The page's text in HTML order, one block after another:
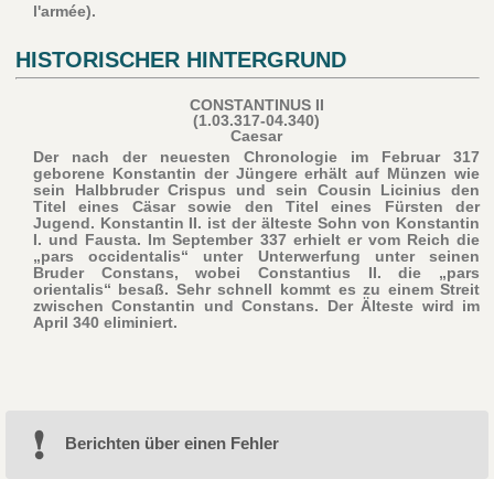
l'armée).
HISTORISCHER HINTERGRUND
CONSTANTINUS II
(1.03.317-04.340)
Caesar
Der nach der neuesten Chronologie im Februar 317
geborene Konstantin der Jüngere erhält auf Münzen wie
sein Halbbruder Crispus und sein Cousin Licinius den
Titel eines Cäsar sowie den Titel eines Fürsten der
Jugend. Konstantin II. ist der älteste Sohn von Konstantin
I. und Fausta. Im September 337 erhielt er vom Reich die
„pars occidentalis“ unter Unterwerfung unter seinen
Bruder Constans, wobei Constantius II. die „pars
orientalis“ besaß. Sehr schnell kommt es zu einem Streit
zwischen Constantin und Constans. Der Älteste wird im
April 340 eliminiert.
Berichten über einen Fehler